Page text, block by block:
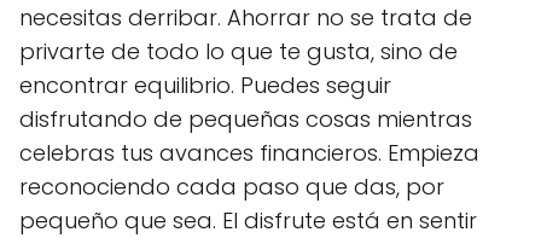
necesitas derribar. Ahorrar no se trata de
privarte de todo lo que te gusta, sino de
encontrar equilibrio. Puedes seguir
disfrutando de pequeñas cosas mientras
celebras tus avances financieros. Empieza
reconociendo cada paso que das, por
pequeño que sea. El disfrute está en sentir